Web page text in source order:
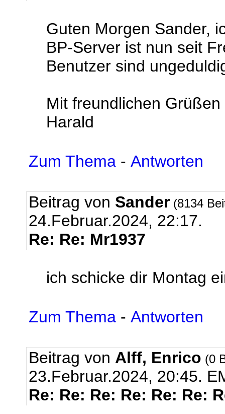
Guten Morgen Sander,
BP-Server ist nun seit
Benutzer sind
Mit freundlichen Grüßen
Harald
Zum Thema - Antworten
Beitrag von Sander (8134
24.Februar.2024, 22:17.
Re: Re: Mr1937
ich schicke dir Montag
Zum Thema - Antworten
Beitrag von Alff, Enrico (0
23.Februar.2024, 20:45.
Re: Re: Re: Re: Re: Re: